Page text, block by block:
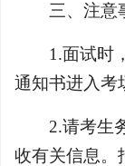
三、注意
1.面试时
通知书进入考
2.请考生
收有关信息。